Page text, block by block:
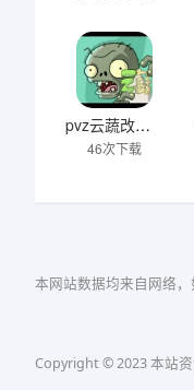
pvz云蔬改版下载
46次下载
本网站数据均来自网络
Copyright © 2023 本站